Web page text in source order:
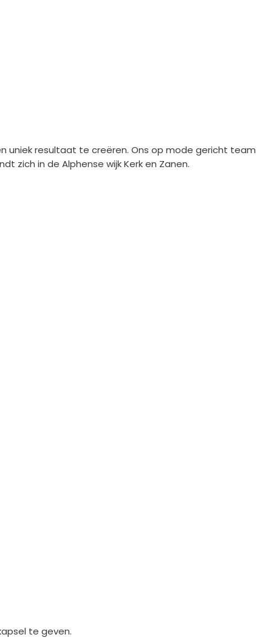
uniek resultaat te creëren. Ons op mode gericht team
zich in de Alphense wijk Kerk en Zanen.
te geven.